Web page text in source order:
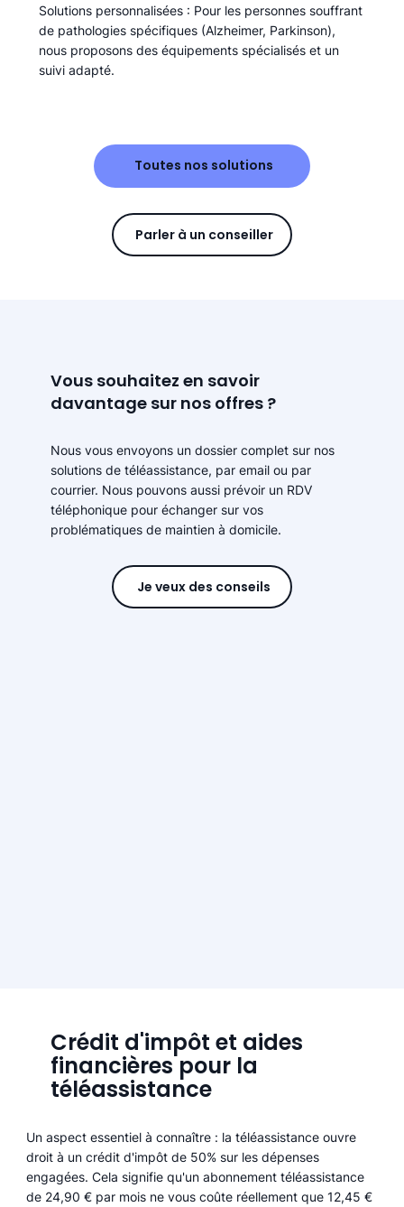
Solutions personnalisées : Pour les personnes souffrant
de pathologies spécifiques (Alzheimer, Parkinson),
nous proposons des équipements spécialisés et un
suivi adapté.
Toutes nos solutions
Parler à un conseiller
Vous souhaitez en savoir
davantage sur nos offres ?
Nous vous envoyons un dossier complet sur nos
solutions de téléassistance, par email ou par
courrier. Nous pouvons aussi prévoir un RDV
téléphonique pour échanger sur vos
problématiques de maintien à domicile.
Je veux des conseils
Crédit d'impôt et aides
financières pour la
téléassistance
Un aspect essentiel à connaître : la téléassistance ouvre
droit à un crédit d'impôt de 50% sur les dépenses
engagées. Cela signifie qu'un abonnement téléassistance
de 24,90 € par mois ne vous coûte réellement que 12,45 €